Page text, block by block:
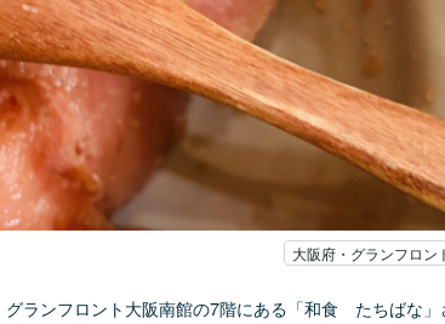
大阪府・グランフロン
グランフロント大阪南館の7階にある「和食 たちばな」